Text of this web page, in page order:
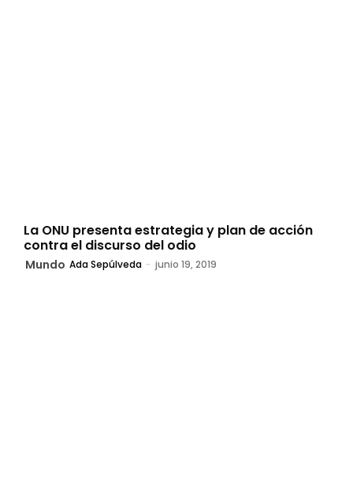
La ONU presenta estrategia y plan de acción
contra el discurso del odio
Mundo Ada Sepúlveda - junio 19, 2019